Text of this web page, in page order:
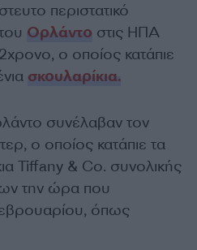
περιστατικό
Ορλάντο στις ΗΠΑ
ο οποίος κατάπιε
σκουλαρίκια.
συνέλαβαν τον
ο οποίος κατάπιε τα
Tiffany & Co. συνολικής
την ώρα που
όπως